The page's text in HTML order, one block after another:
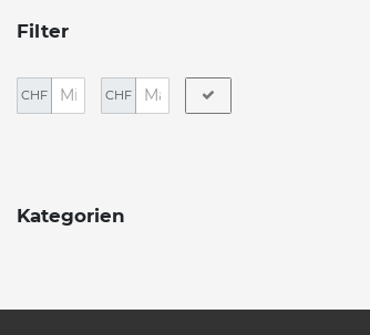
Filter
CHF CHF
Kategorien